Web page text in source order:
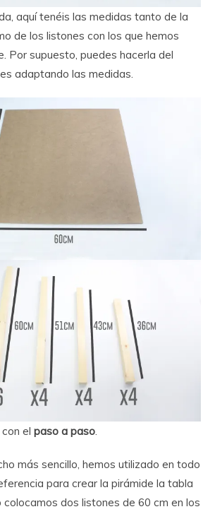
aquí tenéis las medidas tanto de la
de los listones con los que hemos
Por supuesto, puedes hacerla del
adaptando las medidas.
el paso a paso.
más sencillo, hemos utilizado en todo
para crear la pirámide la tabla
colocamos dos listones de 60 cm en los